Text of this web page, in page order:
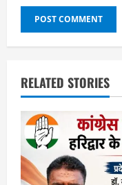
RELATED STORIES